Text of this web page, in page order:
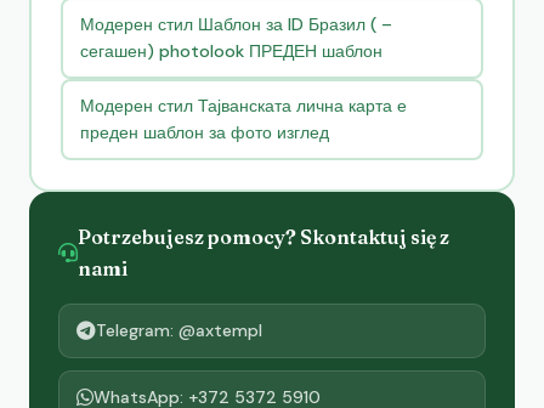
Модерен стил Шаблон за ID Бразил ( –
сегашен) photolook ПРЕДЕН шаблон
Модерен стил Тајванската лична карта е
преден шаблон за фото изглед
Potrzebujesz pomocy? Skontaktuj się z
nami
Telegram: @axtempl
WhatsApp: +372 5372 5910